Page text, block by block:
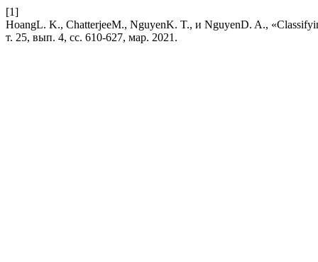
[1]
HoangL. K., ChatterjeeM., NguyenK. T., и NguyenD. A.,
т. 25, вып. 4, сс. 610-627, мар. 2021.